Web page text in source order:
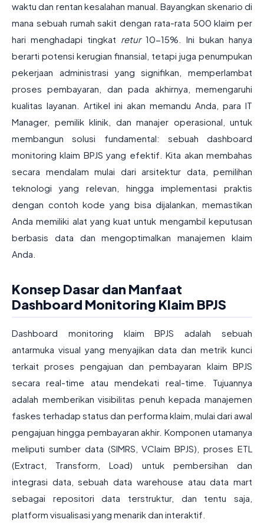
waktu dan rentan kesalahan manual. Bayangkan skenario di
mana sebuah rumah sakit dengan rata-rata 500 klaim per
hari menghadapi tingkat retur10-15%. Ini bukan hanya
berarti potensi kerugian finansial, tetapi juga penumpukan
pekerjaan administrasi yang signifikan, memperlambat
proses pembayaran, dan pada akhirnya, memengaruhi
kualitas layanan. Artikel ini akan memandu Anda, para IT
Manager, pemilik klinik, dan manajer operasional, untuk
membangun solusi fundamental: sebuah dashboard
monitoring klaim BPJS yang efektif. Kita akan membahas
secara mendalam mulai dari arsitektur data, pemilihan
teknologi yang relevan, hingga implementasi praktis
dengan contoh kode yang bisa dijalankan, memastikan
Anda memiliki alat yang kuat untuk mengambil keputusan
berbasis data dan mengoptimalkan manajemen klaim
Anda.
Konsep Dasar dan Manfaat
Dashboard Monitoring Klaim BPJS
Dashboard monitoring klaim BPJS adalah sebuah
antarmuka visual yang menyajikan data dan metrik kunci
terkait proses pengajuan dan pembayaran klaim BPJS
secara real-time atau mendekati real-time. Tujuannya
adalah memberikan visibilitas penuh kepada manajemen
faskes terhadap status dan performa klaim, mulai dari awal
pengajuan hingga pembayaran akhir. Komponen utamanya
meliputi sumber data (SIMRS, VClaim BPJS), proses ETL
(Extract, Transform, Load) untuk pembersihan dan
integrasi data, sebuah data warehouse atau data mart
sebagai repositori data terstruktur, dan tentu saja,
platform visualisasi yang menarik dan interaktif.